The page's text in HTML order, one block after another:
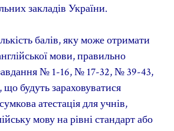
закладів України.
балів, яку може отримати
мови, правильно
№ 1-16, № 17-32, № 39-43,
будуть зараховуватися
атестаціядля учнів,
мову на рівні стандарт або